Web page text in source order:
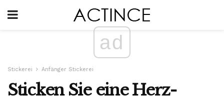
ad
Stickerei Anfänger Stickerei
Sticken Sie eine Herz-